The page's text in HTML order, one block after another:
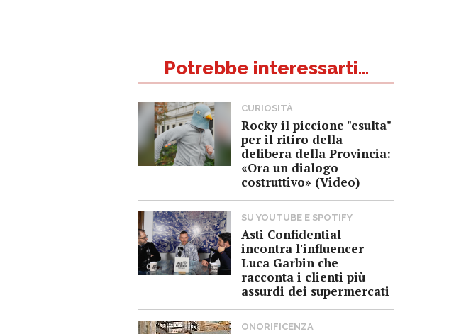
Potrebbe interessarti...
CURIOSITÀ
Rocky il piccione "esulta"
per il ritiro della
delibera della Provincia:
«Ora un dialogo
costruttivo» (Video)
SU YOUTUBE E SPOTIFY
Asti Confidential
incontra l'influencer
Luca Garbin che
racconta i clienti più
assurdi dei supermercati
ONORIFICENZA